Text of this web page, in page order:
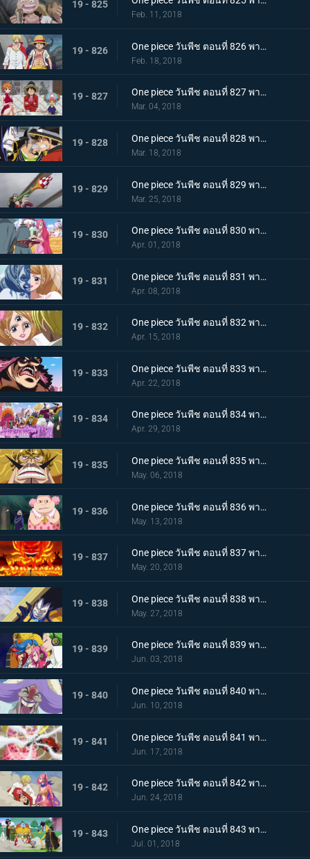
19 - 825
Feb. 11, 2018
19 - 826 One piece วันพีช ตอนที่ 826 พากย์ไทย ซันจิกลับมาแล้ว ทำลายมันซะ งานเลี้ยงน้ำชานรก
Feb. 18, 2018
19 - 827 One piece วันพีช ตอนที่ 827 พากย์ไทย ประชุมลับ ลูฟี่ VS กลุ่มโจรสลัดไฟเออร์แทงก์
Mar. 04, 2018
19 - 828 One piece วันพีช ตอนที่ 828 พากย์ไทย ข้อตกลงมรณะ กองกำลังพันธมิตรลูฟี่ & เบจ
Mar. 18, 2018
19 - 829 One piece วันพีช ตอนที่ 829 พากย์ไทย ลูฟี่กับแผนลับ งานเลี้ยงใกล้เปิดฉาก ! แผนร้ายพิธีแต่งงาน
Mar. 25, 2018
19 - 830 One piece วันพีช ตอนที่ 830 พากย์ไทย ครอบครัวรวมตัว เริ่มแล้ว ! งานเลี้ยงน้ำชานรก
Apr. 01, 2018
19 - 831 One piece วันพีช ตอนที่ 831 พากย์ไทย คู่รักหน้ากาก ซันจิ พุดดิ้งเข้าสู่พิธี
Apr. 08, 2018
19 - 832 One piece วันพีช ตอนที่ 832 พากย์ไทย จูบมรณะ แผนลอบสังหารสี่จักรพรรดิ เริ่มแล้ว
Apr. 15, 2018
19 - 833 One piece วันพีช ตอนที่ 833 พากย์ไทย คืนจอกเหล้าสาบาน การชดใช้ของลูกผู้ชายจินเบ
Apr. 22, 2018
19 - 834 One piece วันพีช ตอนที่ 834 พากย์ไทย แผนการล้มเหลว ? การโต้กลับของกลุ่มโจรสลัดบิ๊กมัม
Apr. 29, 2018
19 - 835 One piece วันพีช ตอนที่ 835 พากย์ไทย วิ่งไปเลยซันจิ SOS! เจอร์ม่า 66
May. 06, 2018
19 - 836 One piece วันพีช ตอนที่ 836 พากย์ไทย ความลับของมัม เอลบัฟและสัตว์ประหลาดตัวน้อย
May. 13, 2018
19 - 837 One piece วันพีช ตอนที่ 837 พากย์ไทย วันเกิดของมัม และวันที่คาราเมลหายไป
May. 20, 2018
19 - 838 One piece วันพีช ตอนที่ 838 พากย์ไทย ลั่นไกอาวุธสังหาร เวลาแห่งการลอบสังหารบิ๊กมัม
May. 27, 2018
19 - 839 One piece วันพีช ตอนที่ 839 พากย์ไทย กองทัพที่ชั่วร้าย แปลงร่าง! เจลม่า 66!
Jun. 03, 2018
19 - 840 One piece วันพีช ตอนที่ 840 พากย์ไทย การตัดสัมพันธ์พ่อลูก! ซันจิกับจั๊ด!
Jun. 10, 2018
19 - 841 One piece วันพีช ตอนที่ 841 พากย์ไทย หนีจากปาร์ตี้น้ำชา! ลูฟี่ ปะทะ บิ๊กมัม!
Jun. 17, 2018
19 - 842 One piece วันพีช ตอนที่ 842 พากย์ไทย เริ่มบทลงโทษ อวสานลูฟี่และพวกพ้อง!
Jun. 24, 2018
19 - 843 One piece วันพีช ตอนที่ 843 พากย์ไทย ปราสาทพังทลาย พวกลูฟี่เปิดฉากการหนีอีกครั้ง!
Jul. 01, 2018